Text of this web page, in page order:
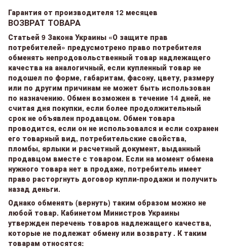
Гарантия от производителя 12 месяцев
ВОЗВРАТ ТОВАРА
Статьей 9 Закона Украины «О защите прав
потребителей» предусмотрено право потребителя
обменять непродовольственный товар надлежащего
качества на аналогичный, если купленный товар не
подошел по форме, габаритам, фасону, цвету, размеру
или по другим причинам не может быть использован
по назначению. Обмен возможен в течение 14 дней, не
считая дня покупки, если более продолжительный
срок не объявлен продавцом. Обмен товара
проводится, если он не использовался и если сохранен
его товарный вид, потребительские свойства,
пломбы, ярлыки и расчетный документ, выданный
продавцом вместе с товаром. Если на момент обмена
нужного товара нет в продаже, потребитель имеет
право расторгнуть договор купли-продажи и получить
назад деньги.
Однако обменять (вернуть) таким образом можно не
любой товар. Кабинетом Министров Украины
утвержден перечень товаров надлежащего качества,
которые не подлежат обмену или возврату . К таким
товарам относятся: